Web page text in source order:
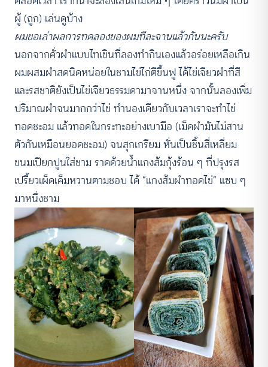
ผู้ (ถูก) เล่นดูบ้าง
ผมขอเล่าผลการทดลองของผมทีละจานแล้วกันนะครับ
นอกจากคั่วผำแบบไทเขินที่ลองทำกินเองแล้วอร่อยเหลือเกิน
ผมผสมผำสดนิดหน่อยในชามไข่ไก่ตีขึ้นฟู ได้ไข่เจียวผำที่สี
และรสชาติยังเป็นไข่เจียวธรรมดามาจานหนึ่ง จากนั้นลองเพิ่ม
ปริมาณผำจนมากกว่าไข่ ทำนองเดียวกับเวลาเราจะทำไข่
ทอดชะอม แล้วทอดในกระทะอย่างเบามือ (เม็ดผำมันไม่สาน
ตัวกันเหมือนยอดชะอม) จนสุกเกรียม หั่นเป็นชิ้นสี่เหลี่ยม
ขนมเปียกปูนใส่ชาม ราดด้วยน้ำแกงส้มกุ้งร้อน ๆ ที่ปรุงรส
เปรี้ยวเผ็ดเค็มหวานตามชอบ ได้ “แกงส้มผำทอดไข่” แซบ ๆ
มาหนึ่งชาม